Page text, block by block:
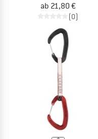
ab 21,80 €
(0)